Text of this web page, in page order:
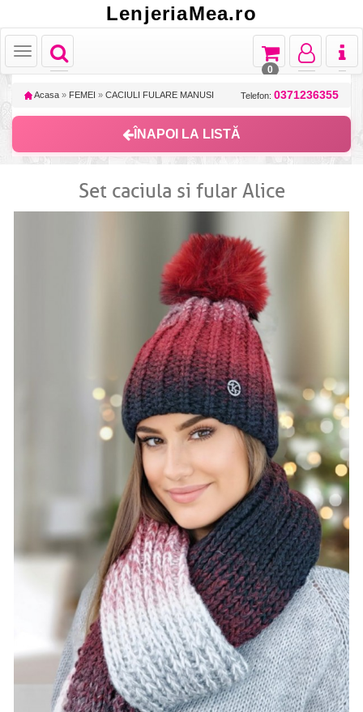
LenjeriaMea.ro
Toggle
navigation
Toggle
Toggle
navigation
Toggle
navigation
Toggle
navigation
0
Acasa » FEMEI » CACIULI FULARE MANUSI Telefon: 0371236355
ÎNAPOI LA LISTĂ
Set caciula si fular Alice